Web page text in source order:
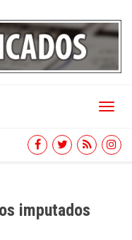
Toggle
imputados